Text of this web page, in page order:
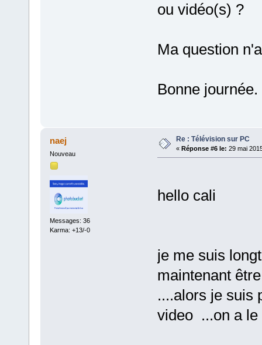
ou vidéo(s) ?
Ma question
Bonne journée.
naej
Nouveau
Messages: 36
Karma: +13/-0
Re : Télévision sur PC
« Réponse #6 le: 29 mai
hello cali
je me suis
maintenant
....alors je suis
video ...on a le